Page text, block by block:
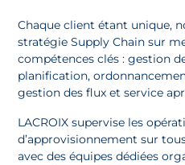
Chaque client étant unique,
stratégie Supply Chain sur
compétences clés : gestion
planification,
gestion des flux et service
LACROIX supervise les
d’approvisionnement sur
avec des équipes dédiées